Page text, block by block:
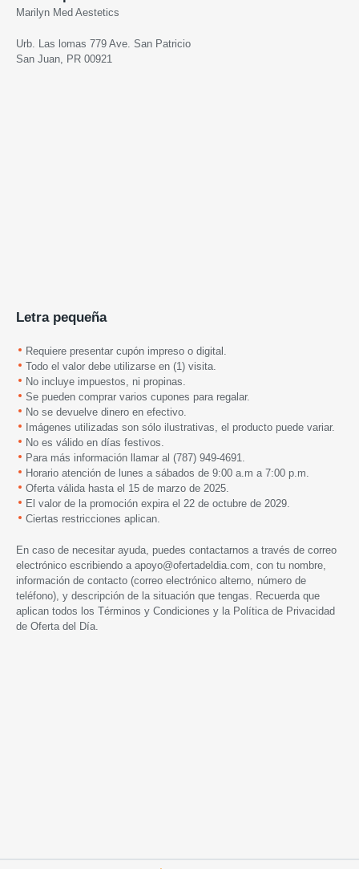
Marilyn Med Aestetics
Urb. Las lomas 779 Ave. San Patricio
San Juan, PR 00921
Letra pequeña
Requiere presentar cupón impreso o digital.
Todo el valor debe utilizarse en (1) visita.
No incluye impuestos, ni propinas.
Se pueden comprar varios cupones para regalar.
No se devuelve dinero en efectivo.
Imágenes utilizadas son sólo ilustrativas, el producto puede variar.
No es válido en días festivos.
Para más información llamar al (787) 949-4691.
Horario atención de lunes a sábados de 9:00 a.m a 7:00 p.m.
Oferta válida hasta el 15 de marzo de 2025.
El valor de la promoción expira el 22 de octubre de 2029.
Ciertas restricciones aplican.
En caso de necesitar ayuda, puedes contactarnos a través de correo
electrónico escribiendo a apoyo@ofertadeldia.com , con tu nombre,
información de contacto (correo electrónico alterno, número de
teléfono), y descripción de la situación que tengas. Recuerda que
aplican todos los Términos y Condiciones y la Política de Privacidad
de Oferta del Día.